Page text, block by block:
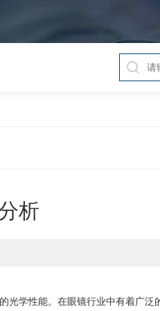
析
学性能。在眼镜行业中有着广泛